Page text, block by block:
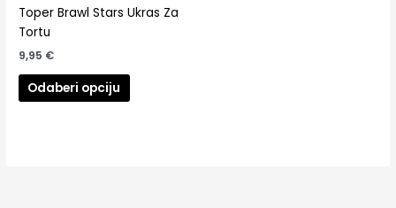
Toper Brawl Stars Ukras Za
Tortu
9,95 €
Odaberi opciju